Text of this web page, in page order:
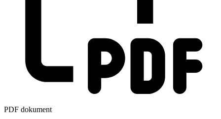
PDF dokument